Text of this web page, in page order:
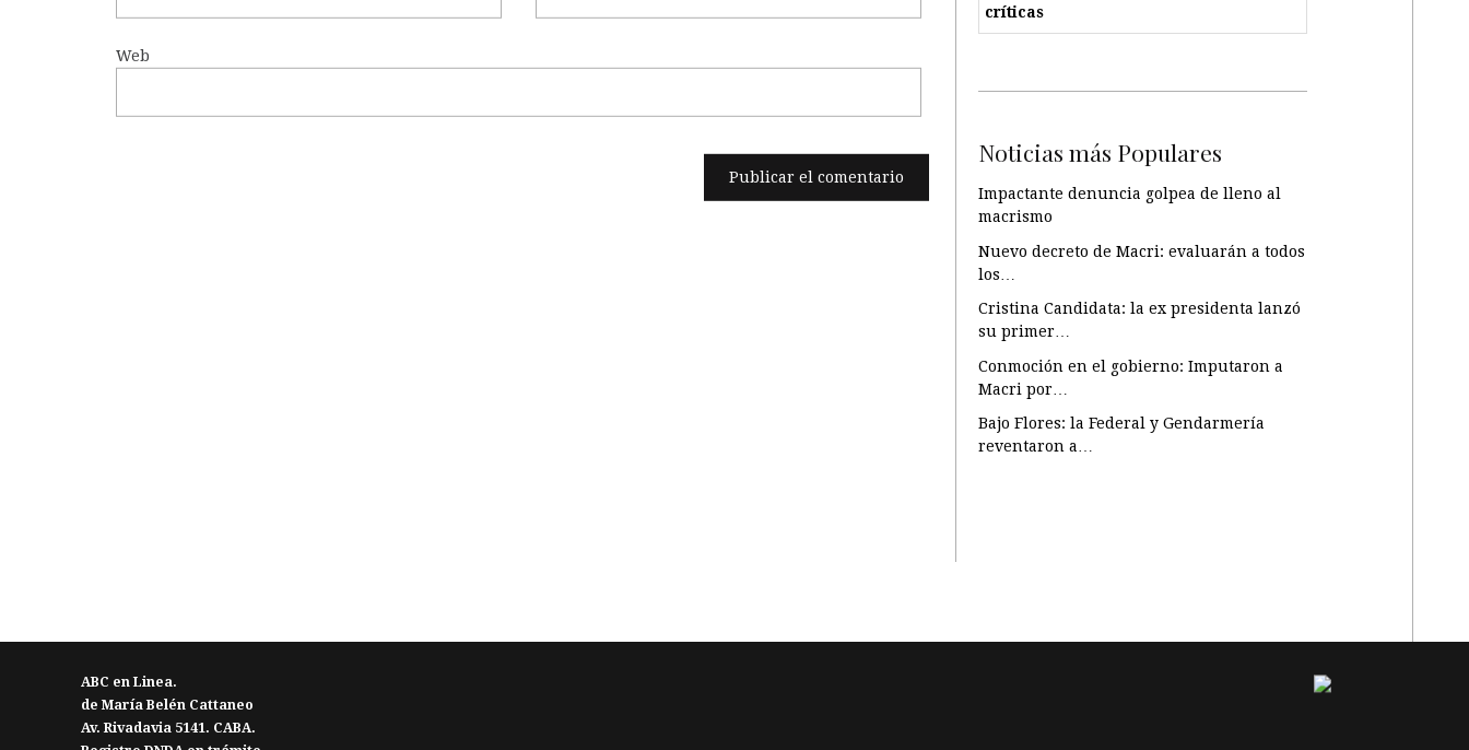
Web
críticas
Noticias más Populares
Impactante denuncia golpea de lleno al
macrismo
Nuevo decreto de Macri: evaluarán a todos
los…
Cristina Candidata: la ex presidenta lanzó
su primer…
Conmoción en el gobierno: Imputaron a
Macri por…
Bajo Flores: la Federal y Gendarmería
reventaron a…
ABC en Linea.
de María Belén Cattaneo
Av. Rivadavia 5141. CABA.